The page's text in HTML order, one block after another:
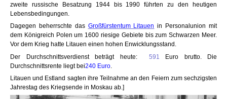
zweite russische Besatzung 1944 bis 1990 führten zu den heutigen
Lebensbedingungen.
Dagegen beherrschte das Großfürstentum Litauen in Personalunion mit
dem Königreich Polen um 1600 riesige Gebiete bis zum Schwarzen Meer.
Vor dem Krieg hatte Litauen einen hohen Enwicklungsstand.
Der Durchschnittsverdienst beträgt heute: 591 Euro brutto. Die
Durchschnittsrente liegt bei240 Euro
Litauen und Estland sagten ihre Teilnahme an den Feiern zum sechzigsten
Jahrestag des Kriegsende in Moskau ab.]